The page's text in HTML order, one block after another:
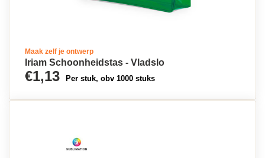
Maak zelf je ontwerp
Iriam Schoonheidstas - Vladslo
€1,13 Per stuk, obv 1000 stuks